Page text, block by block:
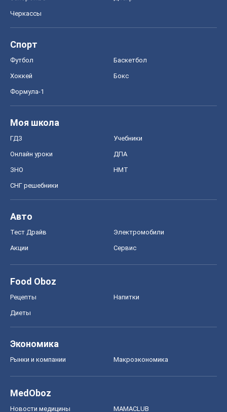
Черкассы
Спорт
Футбол Баскетбол
Хоккей Бокс
Формула-1
Моя школа
ГДЗ Учебники
Онлайн уроки ДПА
ЗНО НМТ
СНГ решебники
Авто
Тест Драйв Электромобили
Акции Сервис
Food Oboz
Рецепты Напитки
Диеты
Экономика
Рынки и компании Mакроэкономика
MedOboz
Новости медицины MAMACLUB